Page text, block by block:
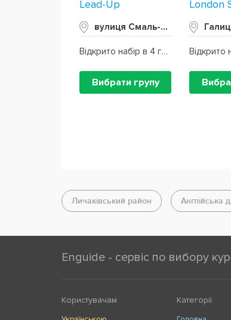
Lead-Up
вулиця Смаль-Стоцького, 1
Відкрито набір в 4 групи
Вибрати групу
Личаківський район Англійська
Enguide - сервіс по вибору
Користувачам Категорії